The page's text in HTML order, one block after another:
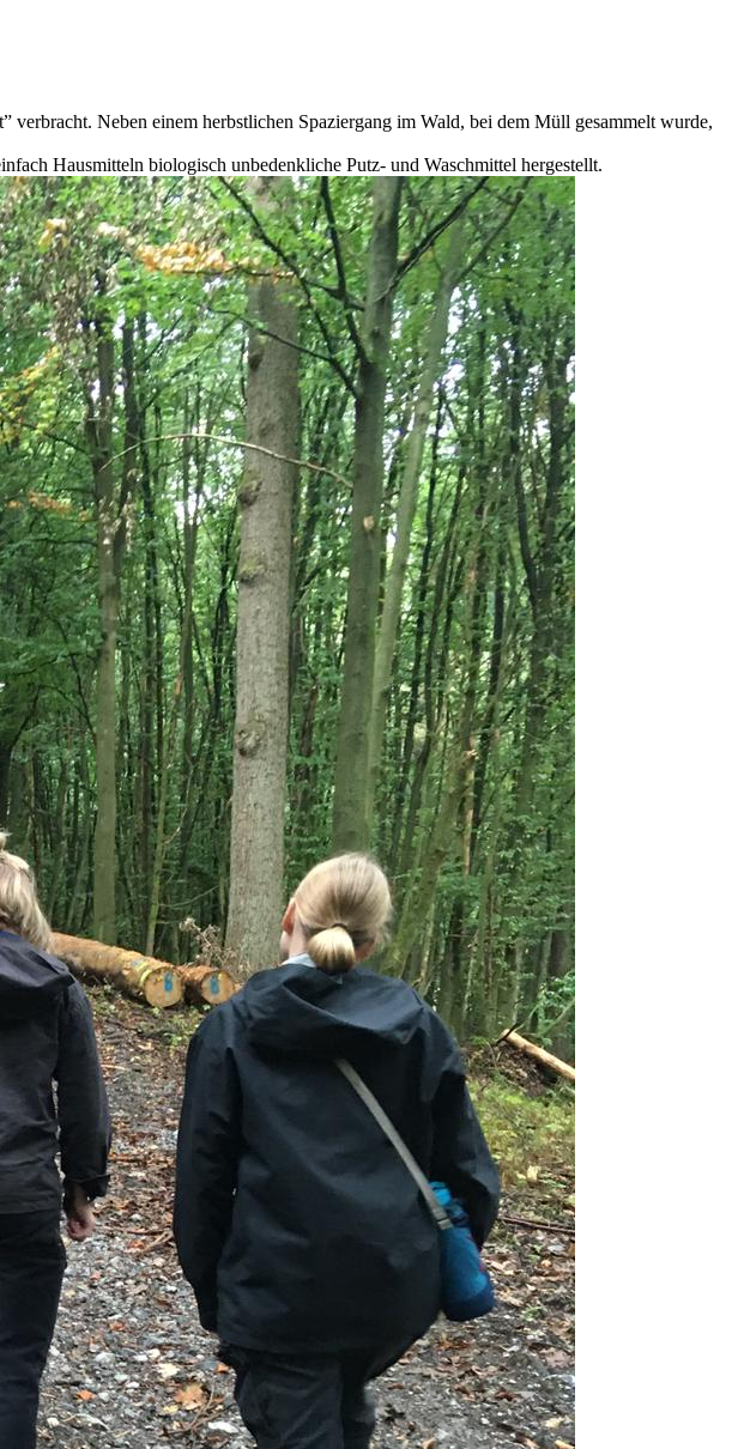
Neben einem herbstlichen Spaziergang im Wald, bei dem Müll gesammelt wurde,
Hausmitteln biologisch unbedenkliche Putz- und Waschmittel hergestellt.